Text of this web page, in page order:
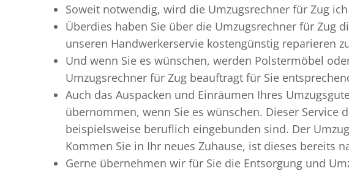
Soweit notwendig, wird die Umzugsrechner für Zug
Überdies haben Sie über die Umzugsrechner für Zug
unseren Handwerkerservie kostengünstig reparieren
Und wenn Sie es wünschen, werden Polstermöbel
Umzugsrechner für Zug beauftragt für Sie
Auch das Auspacken und Einräumen Ihres
übernommen, wenn Sie es wünschen. Dieser
beispielsweise beruflich eingebunden sind. Der
Kommen Sie in Ihr neues Zuhause, ist dieses bereits
Gerne übernehmen wir für Sie die Entsorgung und